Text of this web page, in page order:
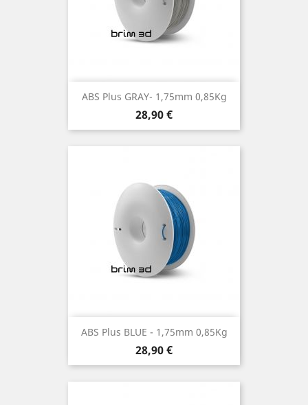
ABS Plus GRAY- 1,75mm 0,85Kg
Preço
28,90 €
ABS Plus BLUE - 1,75mm 0,85Kg
Preço
28,90 €